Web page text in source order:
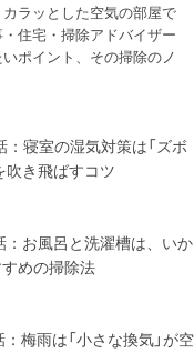
ラッとした空気の部屋で
住宅・掃除アドバイザー
ポイント、その掃除のノ
：寝室の湿気対策は「ズボ
吹き飛ばすコツ
：お風呂と洗濯槽は、いか
めの掃除法
：梅雨は「小さな換気」が空